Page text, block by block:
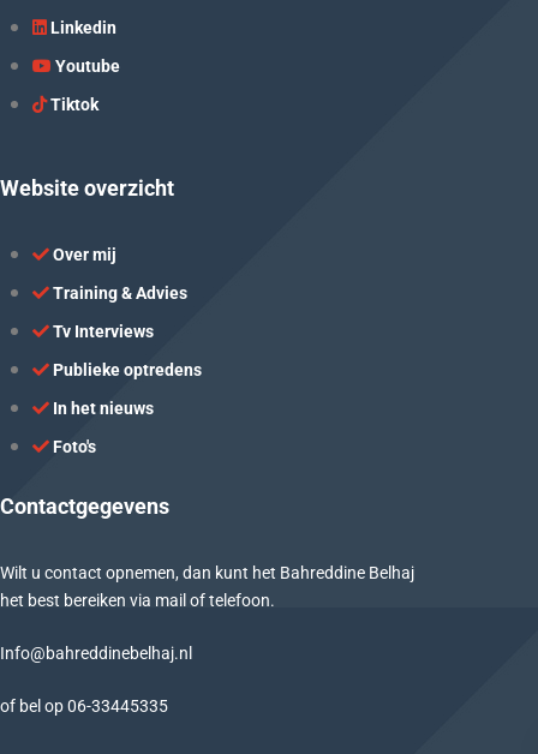
Linkedin
Youtube
Tiktok
Website overzicht
Over mij
Training & Advies
Tv Interviews
Publieke optredens
In het nieuws
Foto's
Contactgegevens
Wilt u contact opnemen, dan kunt het Bahreddine Belhaj
het best bereiken via mail of telefoon.
Info@bahreddinebelhaj.nl
of bel op06-33445335